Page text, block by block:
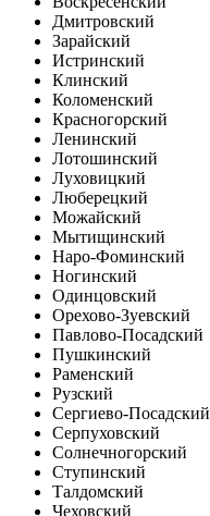
Дмитровский
Зарайский
Истринский
Клинский
Коломенский
Красногорский
Ленинский
Лотошинский
Луховицкий
Люберецкий
Можайский
Мытищинский
Наро-Фоминский
Ногинский
Одинцовский
Орехово-Зуевский
Павлово-Посадский
Пушкинский
Раменский
Рузский
Сергиево-Посадский
Серпуховский
Солнечногорский
Ступинский
Талдомский
Чеховский